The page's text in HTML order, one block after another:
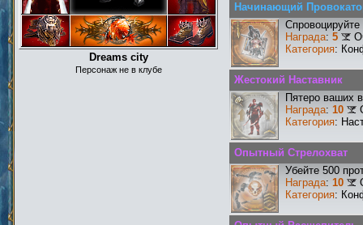
Dreams city
Персонаж не в клубе
Начинающий
Награда: 5
Категория:
Жестокий Наставник
Пятеро ваших
Награда: 10
Категория:
Опытный Стрелохват
Убейте 500
Награда: 10
Категория: